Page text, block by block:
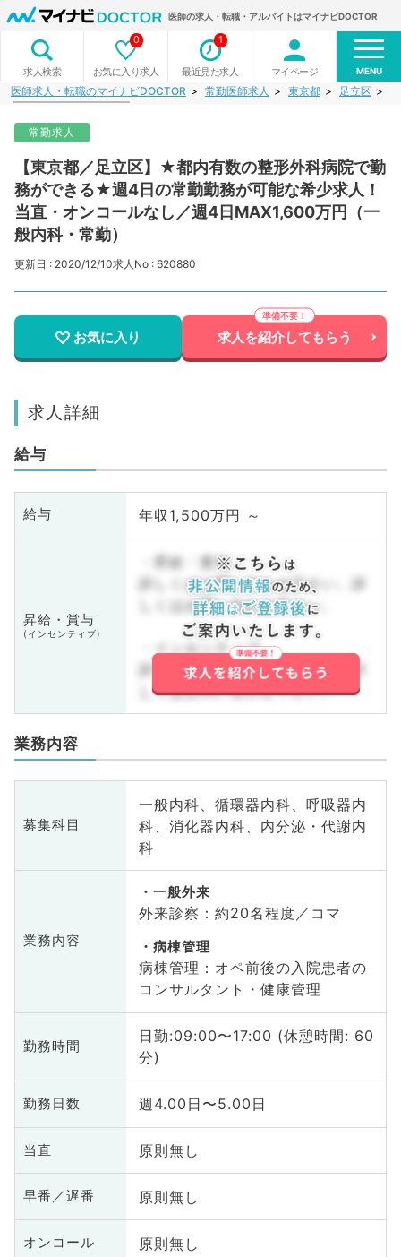
医師の求人・転職・アルバイトはマイナビDOCTOR
求人検索 お気に入り求人
0
最近見た求人
1
マイページ MENU
医師求人・転職のマイナビDOCTOR 常勤医師求人 東京都 足立区
常勤求人
【東京都／足立区】★都内有数の整形外科病院で勤
務ができる★週4日の常勤勤務が可能な希少求人！
当直・オンコールなし／週4日MAX1,600万円（一
般内科・常勤）
更新日 : 2020/12/10求人No : 620880
お気に入り 求人を紹介してもらう
求人詳細
給与
給与 年収1,500万円 ～
昇給・賞与
(インセンティブ)
・昇給・賞与
詳しくはお問い合わせ下さい。詳
しくはお問い合わせ下さい。
・インセンティブ
詳しくはお問い合わせ下さい。詳
しくはお問い合わせ下さい。
業務内容
募集科目
一般内科、循環器内科、呼吸器内
科、消化器内科、内分泌・代謝内
科
業務内容
一般外来
外来診察：約20名程度／コマ
病棟管理
病棟管理：オペ前後の入院患者の
コンサルタント・健康管理
勤務時間
日勤:09:00〜17:00 (休憩時間: 60
分)
勤務日数 週4.00日〜5.00日
当直 原則無し
早番／遅番 原則無し
オンコール 原則無し